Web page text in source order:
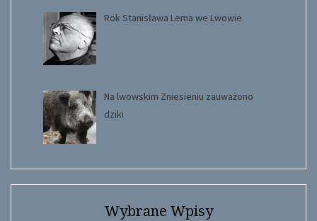
Rok Stanisława Lema we Lwowie
Na lwowskim Zniesieniu zauważono
dziki
Wybrane Wpisy